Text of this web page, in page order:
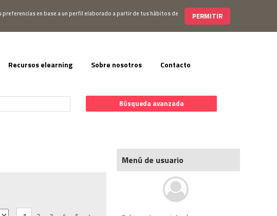
hablanos@editorialelearning.com +34 644 056 327
Recursos elearning Sobre nosotros Contacto
Búsqueda avanzada
Menú de usuario
en base a un perfil elaborado a partir de tus hábitos de
PERMITIR